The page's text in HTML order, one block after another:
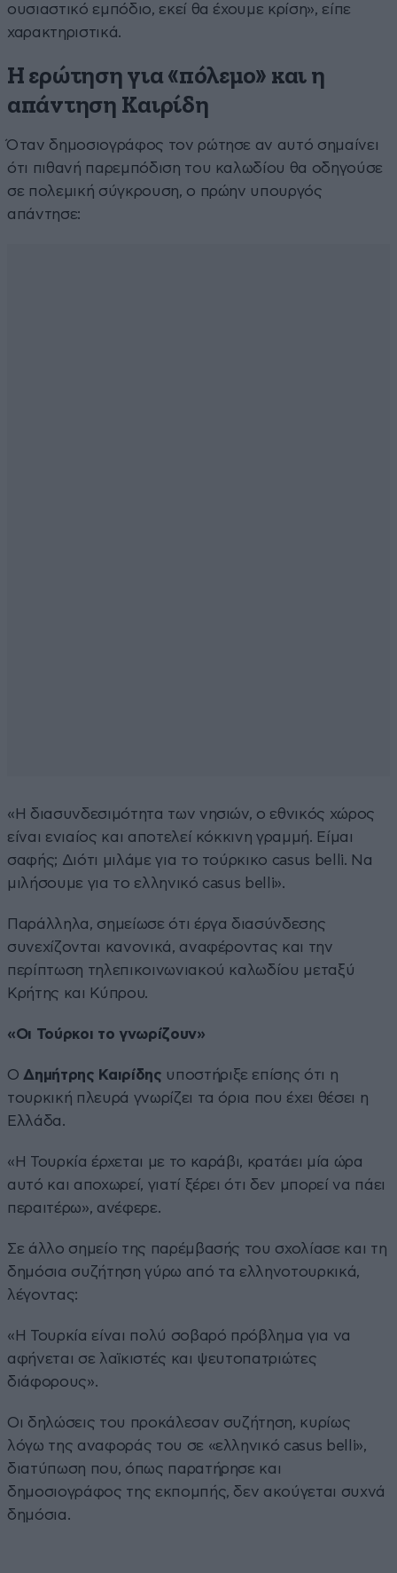
ουσιαστικό εμπόδιο, εκεί θα έχουμε κρίση», είπε
χαρακτηριστικά.
Η ερώτηση για «πόλεμο» και η
απάντηση Καιρίδη
Όταν δημοσιογράφος τον ρώτησε αν αυτό σημαίνει
ότι πιθανή παρεμπόδιση του καλωδίου θα οδηγούσε
σε πολεμική σύγκρουση, ο πρώην υπουργός
απάντησε:
«Η διασυνδεσιμότητα των νησιών, ο εθνικός χώρος
είναι ενιαίος και αποτελεί κόκκινη γραμμή. Είμαι
σαφής; Διότι μιλάμε για το τούρκικο casus belli. Να
μιλήσουμε για το ελληνικό casus belli».
Παράλληλα, σημείωσε ότι έργα διασύνδεσης
συνεχίζονται κανονικά, αναφέροντας και την
περίπτωση τηλεπικοινωνιακού καλωδίου μεταξύ
Κρήτης και Κύπρου.
«Οι Τούρκοι το γνωρίζουν»
Ο Δημήτρης Καιρίδης υποστήριξε επίσης ότι η
τουρκική πλευρά γνωρίζει τα όρια που έχει θέσει η
Ελλάδα.
«Η Τουρκία έρχεται με το καράβι, κρατάει μία ώρα
αυτό και αποχωρεί, γιατί ξέρει ότι δεν μπορεί να πάει
περαιτέρω», ανέφερε.
Σε άλλο σημείο της παρέμβασής του σχολίασε και τη
δημόσια συζήτηση γύρω από τα ελληνοτουρκικά,
λέγοντας:
«Η Τουρκία είναι πολύ σοβαρό πρόβλημα για να
αφήνεται σε λαϊκιστές και ψευτοπατριώτες
διάφορους».
Οι δηλώσεις του προκάλεσαν συζήτηση, κυρίως
λόγω της αναφοράς του σε «ελληνικό casus belli»,
διατύπωση που, όπως παρατήρησε και
δημοσιογράφος της εκπομπής, δεν ακούγεται συχνά
δημόσια.